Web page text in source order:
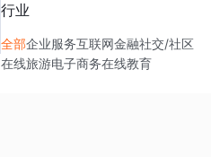
行业
全部企业服务互联网金融社交/社区
在线旅游电子商务在线教育